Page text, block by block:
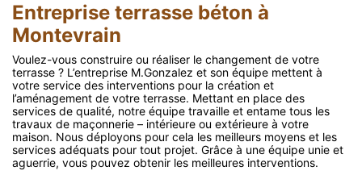
Entreprise terrasse béton à
Montevrain
Voulez-vous construire ou réaliser le changement de votre
terrasse ? L’entreprise M.Gonzalez et son équipe mettent à
votre service des interventions pour la création et
l’aménagement de votre terrasse. Mettant en place des
services de qualité, notre équipe travaille et entame tous les
travaux de maçonnerie – intérieure ou extérieure à votre
maison. Nous déployons pour cela les meilleurs moyens et les
services adéquats pour tout projet. Grâce à une équipe unie et
aguerrie, vous pouvez obtenir les meilleures interventions.